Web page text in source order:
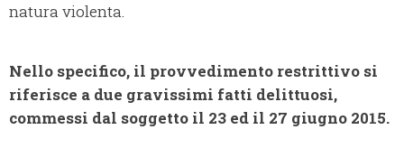
natura violenta.
Nello specifico, il provvedimento restrittivo si
riferisce a due gravissimi fatti delittuosi,
commessi dal soggetto il 23 ed il 27 giugno 2015.